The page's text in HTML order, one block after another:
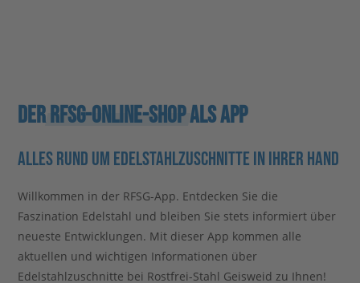
DERRFSG-ONLINE-SHOPALS APP
ALLES RUND UM EDELSTAHLZUSCHNITTE IN IHRER HAND
Willkommen in der RFSG-App. Entdecken Sie die
Faszination Edelstahl und bleiben Sie stets informiert über
neueste Entwicklungen. Mit dieser App kommen alle
aktuellen und wichtigen Informationen über
Edelstahlzuschnitte bei Rostfrei-Stahl Geisweid zu Ihnen!